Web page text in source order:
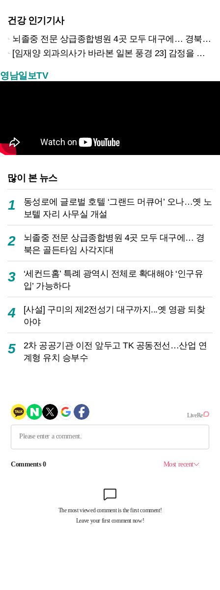
건강 인기기사
뇌졸중 전문 상급종합병원 4곳 모두 대구에… 경북은 골든타임 사각지대
[임재양 외과의사가 바라본 일본 풍경 23] 감정을 넘어 전략으로: 국가의 사죄
영남일보TV
많이 본 뉴스
1
동성로에 글로벌 호텔 ‘그랜드 머큐어’ 오나…옛 노
보텔 자리 사무실 개설
2
뇌졸중 전문 상급종합병원 4곳 모두 대구에… 경
북은 골든타임 사각지대
3
‘세컨드홈’ 특례 광역시 전체로 확대해야 ‘인구유
입’ 가능하다
4
[사설] 구미의 제2전성기 대구까지...옛 영광 되찾
아야
5
2차 공공기관 이전 앞두고 TK 공동전선…산업 연
계형 유치 승부수